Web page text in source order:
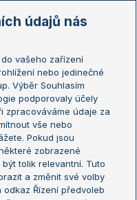
Open
Open
údajů nás
vašeho zařízení
nebo jedinečné
Výběr Souhlasím
podporovaly účely
zpracováváme údaje za
vše nebo
Pokud jsou
zobrazené
tolik relevantní. Tuto
a změnit své volby
Řízení předvoleb